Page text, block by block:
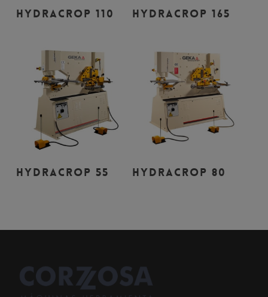
Leer Más
HYDRACROP 110 Leer Más
HYDRACROP 165
Leer Más
HYDRACROP 55 Leer Más
HYDRACROP 80